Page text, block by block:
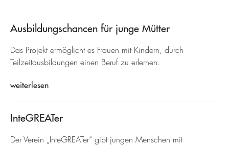
Ausbildungschancen für junge Mütter
Das Projekt ermöglicht es Frauen mit Kindern, durch
Teilzeitausbildungen einen Beruf zu erlernen.
weiterlesen
InteGREATer
Der Verein „InteGREATer“ gibt jungen Menschen mit